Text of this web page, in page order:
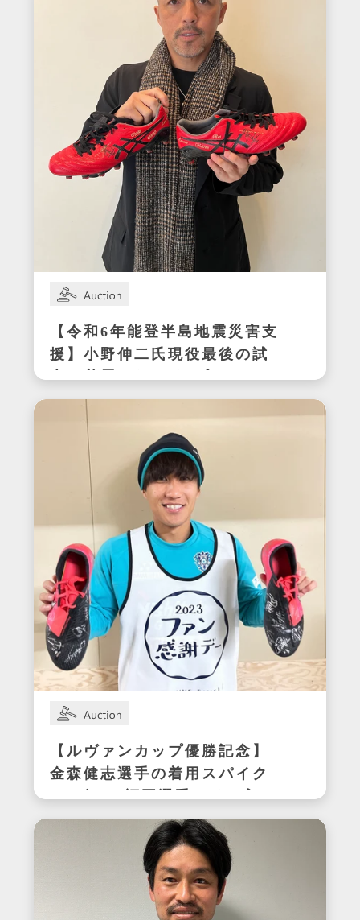
【令和6年能登半島地震災害支
援】小野伸二氏現役最後の試
合で着用したサイン入りスパ
イク
【ルヴァンカップ優勝記念】
金森健志選手の着用スパイク
(アビスパ福岡選手サイン入
り)